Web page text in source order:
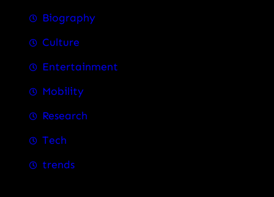
Biography
Culture
Entertainment
Mobility
Research
Tech
trends